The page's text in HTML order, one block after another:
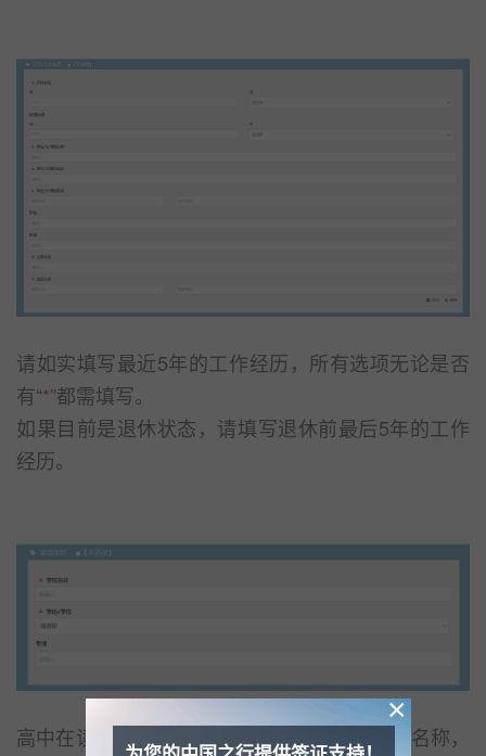
请如实填写最近5年的工作经历，所有选项无论是否
有“*”都需填写。
如果目前是退休状态，请填写退休前最后5年的工作
经历。
高中在读或有高中及以上学历的需要填写学校名称，
×